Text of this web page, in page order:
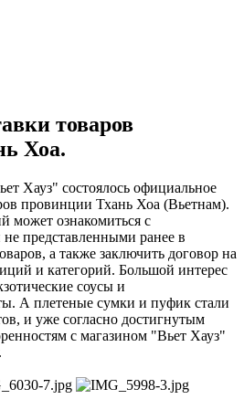
товаров
Хоа.
Хауз" состоялось официальное
провинции Тхань Хоа (Вьетнам).
может ознакомиться с
представленными ранее в
а также заключить договор на
и категорий. Большой интерес
соусы и
А плетеные сумки и пуфик стали
и уже согласно достигнутым
с магазином "Вьет Хауз"